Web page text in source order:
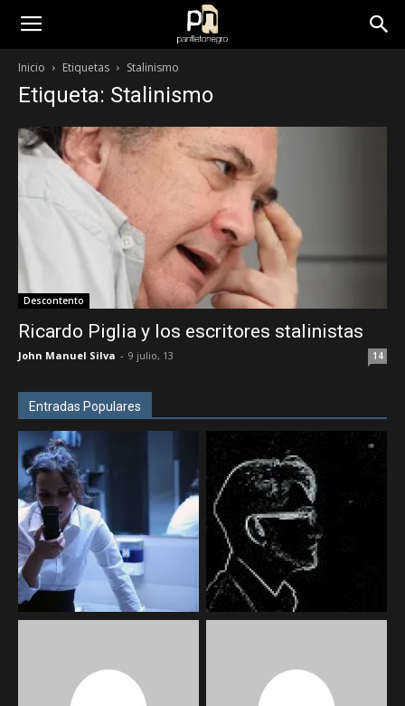
panfletonegro
Inicio Etiquetas Stalinismo
Etiqueta: Stalinismo
Descontento
Ricardo Piglia y los escritores stalinistas
John Manuel Silva - 9 julio, 13 14
Entradas Populares